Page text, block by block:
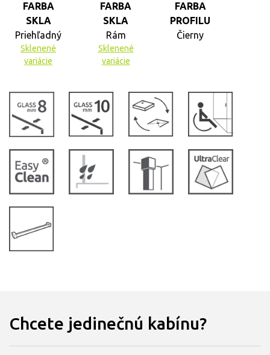
FARBA
SKLA
Priehľadný
Sklenené
variácie
FARBA
SKLA
Rám
Sklenené
variácie
FARBA
PROFILU
Čierny
Chcete jedinečnú kabínu?